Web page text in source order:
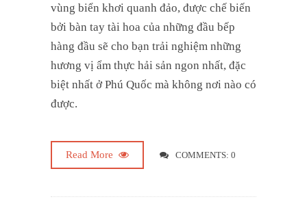
vùng biển khơi quanh đảo, được chế biến
bởi bàn tay tài hoa của những đầu bếp
hàng đầu sẽ cho bạn trải nghiệm những
hương vị ẩm thực hải sản ngon nhất, đặc
biệt nhất ở Phú Quốc mà không nơi nào có
được.
Read More COMMENTS: 0